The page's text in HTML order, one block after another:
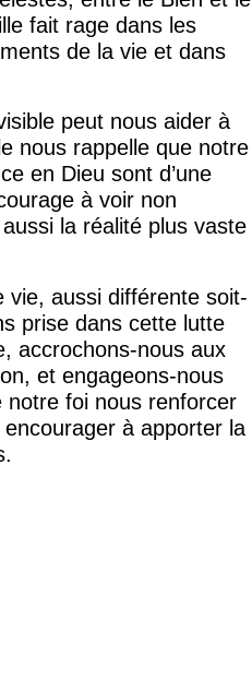
fait rage dans les
de la vie et dans
peut nous aider à
nous rappelle que notre
en Dieu sont d’une
à voir non
la réalité plus vaste
vie, aussi différente soit-
prise dans cette lutte
accrochons-nous aux
et engageons-nous
notre foi nous renforcer
à apporter la
LA VIE |
La
|
9. Délivre-
RETOUR
prière qui
induis pas en